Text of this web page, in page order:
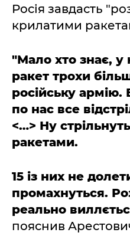
Росія завдасть
крилатими
"Мало хто знає, у
ракет трохи
російську
по нас все
<…> Ну
ракетами.
15 із них не
промахнуться.
реально
пояснив